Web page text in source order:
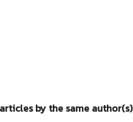
by the same author(s)